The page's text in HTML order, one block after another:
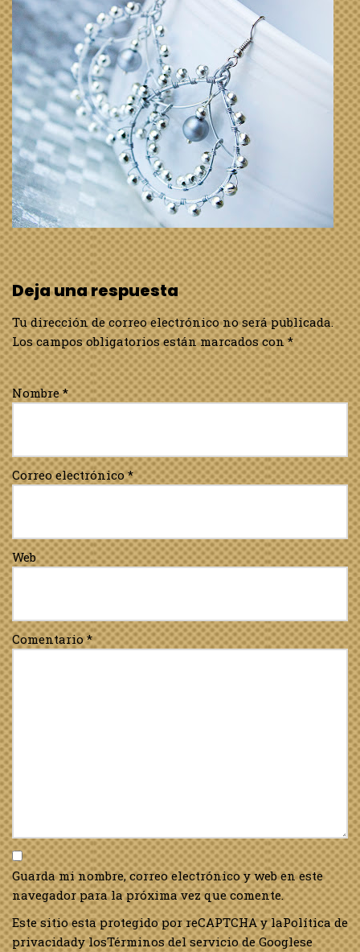
Deja una respuesta
Tu dirección de correo electrónico no será publicada.
Los campos obligatorios están marcados con*
Nombre*
Correo electrónico*
Web
Comentario*
Guarda mi nombre, correo electrónico y web en este
navegador para la próxima vez que comente.
Este sitio esta protegido por reCAPTCHA y laPolítica de
privacidady losTérminos del servicio de Googlese